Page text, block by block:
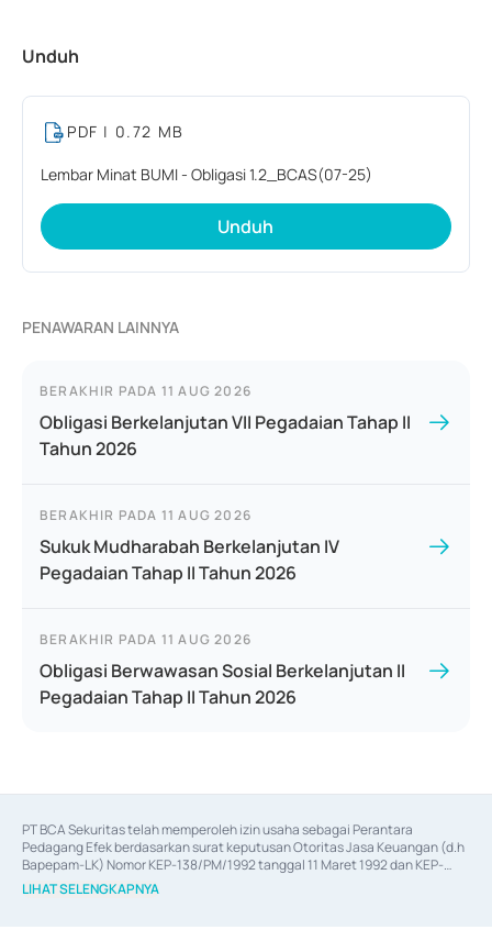
Unduh
PDF | 0.72 MB
Lembar Minat BUMI - Obligasi 1.2_BCAS(07-25)
Unduh
PENAWARAN LAINNYA
BERAKHIR PADA 11 AUG 2026
Obligasi Berkelanjutan VII Pegadaian Tahap II
Tahun 2026
BERAKHIR PADA 11 AUG 2026
Sukuk Mudharabah Berkelanjutan IV
Pegadaian Tahap II Tahun 2026
BERAKHIR PADA 11 AUG 2026
Obligasi Berwawasan Sosial Berkelanjutan II
Pegadaian Tahap II Tahun 2026
PT BCA Sekuritas telah memperoleh izin usaha sebagai Perantara
Pedagang Efek berdasarkan surat keputusan Otoritas Jasa Keuangan (d.h
Bapepam-LK) Nomor KEP-138/PM/1992 tanggal 11 Maret 1992 dan KEP-
06/D.04/2014 tanggal 28 Februari 2014, izin usaha sebagai Penjamin Emisi
Efek berdasarkan surat keputusan Otoritas Jasa Keuangan Nomor KEP-
LIHAT SELENGKAPNYA